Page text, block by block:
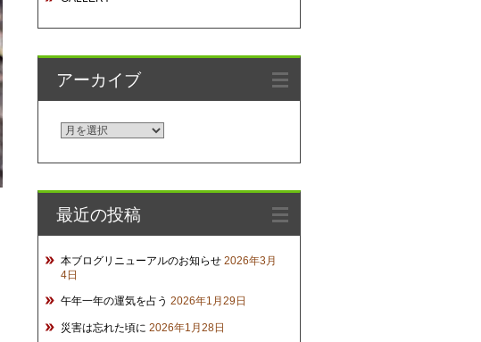
アーカイブ
ア
イ
ブ
最近の投稿
本ブログリニューアルのお知らせ 2026年3月
4日
午年一年の運気を占う 2026年1月29日
災害は忘れた頃に 2026年1月28日